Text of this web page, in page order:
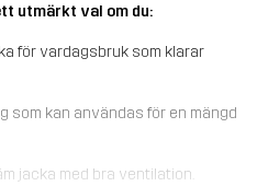
utmärkt val om du:
för vardagsbruk som klarar
som kan användas för en mängd
jacka med bra ventilation.